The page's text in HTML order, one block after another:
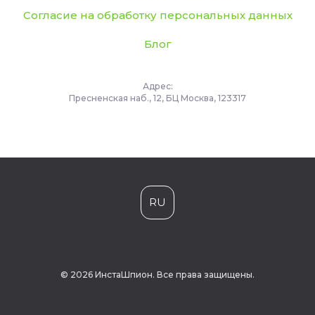
Согласие на обработку персональных данных
Блог
Адрес:
Пресненская наб., 12, БЦ Москва, 123317
RU
© 2026 ИнстаШпион. Все права защищены.